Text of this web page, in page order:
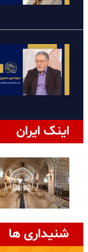
اینک ایران
شنیداری ها